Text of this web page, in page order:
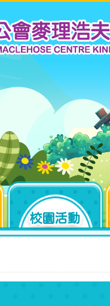
校園活動